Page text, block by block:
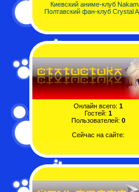
Киевский аниме-клуб
Полтавский фан-клуб Crystal
Онлайн всего: 1
Гостей: 1
Пользователей: 0
Сейчас на сайте: